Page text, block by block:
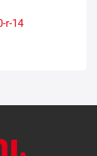
r-14